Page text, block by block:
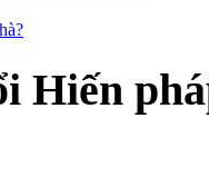
Hiến